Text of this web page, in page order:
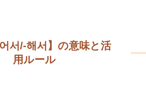
어서/-해서】の意味と活
用ルール